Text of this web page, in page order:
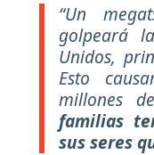
“Un
golpeará
Unidos,
Esto
millones
familias
sus seres